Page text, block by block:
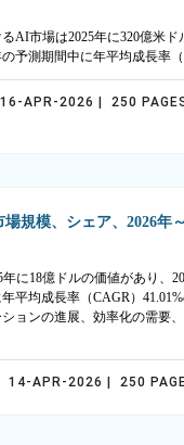
AI市場は2025年に320億米
予測期間中に年平均成長率
APR-2026 | 250
規模、シェア、2026年
に18億ドルの価値があり、
平均成長率（CAGR）
ョンの進展、効率化の需要
APR-2026 | 250